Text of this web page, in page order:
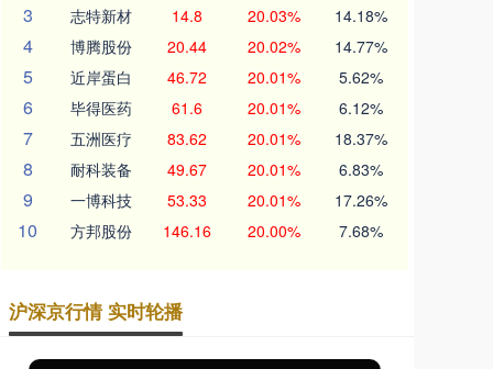
3 志特新材 14.8 20.03% 14.18%
4 博腾股份 20.44 20.02% 14.77%
5 近岸蛋白 46.72 20.01% 5.62%
6 毕得医药 61.6 20.01% 6.12%
7 五洲医疗 83.62 20.01% 18.37%
8 耐科装备 49.67 20.01% 6.83%
9 一博科技 53.33 20.01% 17.26%
10 方邦股份 146.16 20.00% 7.68%
沪深京行情 实时轮播